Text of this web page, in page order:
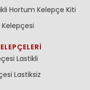
Hortum Kelepçe Kiti
Kelepçesi
Lastikli
Lastiksiz